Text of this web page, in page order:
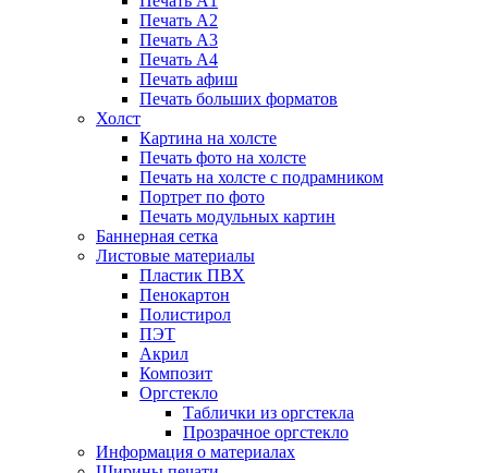
Печать А2
Печать А3
Печать А4
Печать афиш
Печать больших форматов
Холст
Картина на холсте
Печать фото на холсте
Печать на холсте с подрамником
Портрет по фото
Печать модульных картин
Баннерная сетка
Листовые материалы
Пластик ПВХ
Пенокартон
Полистирол
ПЭТ
Акрил
Композит
Оргстекло
Таблички из оргстекла
Прозрачное оргстекло
Информация о материалах